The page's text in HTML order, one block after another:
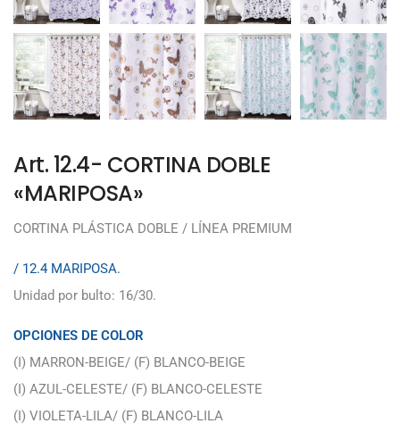
Art. 12.4- CORTINA DOBLE
«MARIPOSA»
CORTINA PLÁSTICA DOBLE / LÍNEA PREMIUM
/ 12.4 MARIPOSA.
Unidad por bulto: 16/30.
OPCIONES DE COLOR
(I) MARRON-BEIGE/ (F) BLANCO-BEIGE
(I) AZUL-CELESTE/ (F) BLANCO-CELESTE
(I) VIOLETA-LILA/ (F) BLANCO-LILA